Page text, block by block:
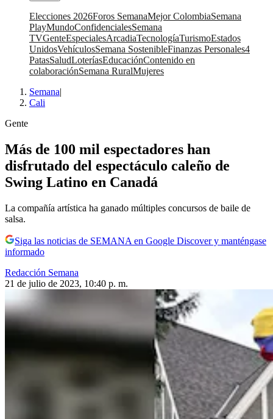
Elecciones 2026Foros SemanaMejor ColombiaSemana
PlayMundoConfidencialesSemana
TVGenteEspecialesArcadiaTecnologíaTurismoEstados
UnidosVehículosSemana SostenibleFinanzas Personales4
PatasSaludLoteríasEducaciónContenido en
colaboraciónSemana RuralMujeres
Semana|
Cali
Gente
Más de 100 mil espectadores han
disfrutado del espectáculo caleño de
Swing Latino en Canadá
La compañía artística ha ganado múltiples concursos de baile de
salsa.
Siga las noticias de SEMANA en Google Discover y manténgase
informado
Redacción Semana
21 de julio de 2023, 10:40 p. m.